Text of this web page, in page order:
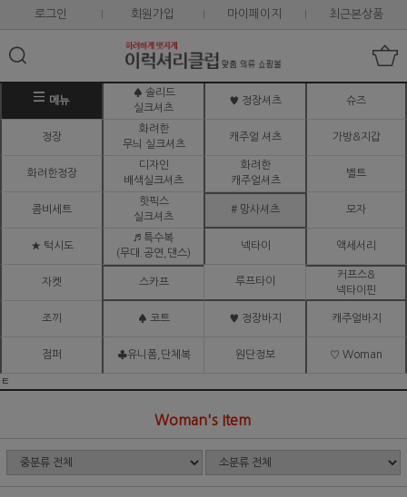
로그인 회원가입 마이페이지 최근본상품
메뉴
♠ 솔리드
실크셔츠
♥ 정장셔츠 슈즈
정장
화려한
무늬 실크셔츠
캐주얼 셔츠 가방&지갑
화려한정장
디자인
배색실크셔츠
화려한
캐주얼셔츠
벨트
콤비세트
핫픽스
실크셔츠
# 망사셔츠 모자
★ 턱시도
♬ 특수복
(무대.공연,댄스)
넥타이 액세서리
자켓 스카프 루프타이
커프스&
넥타이핀
조끼 ♠ 코트 ♥ 정장바지 캐주얼바지
점퍼 ♣유니폼,단체복 원단정보 ♡ Woman
ㅌ
Woman's Item